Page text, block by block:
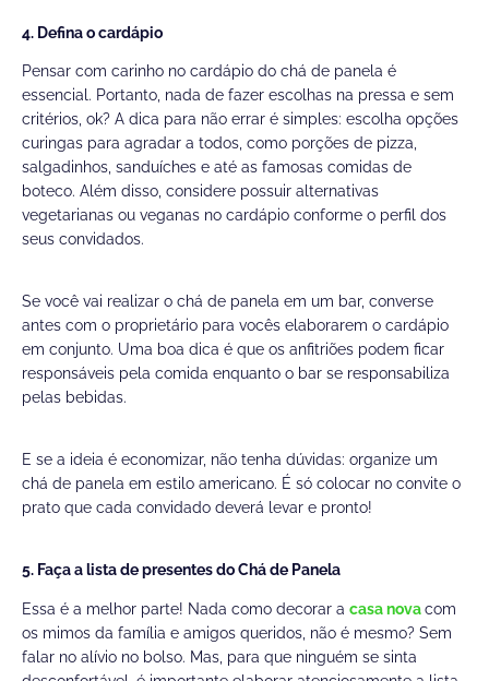
4. Defina o cardápio
Pensar com carinho no cardápio do chá de panela é
essencial. Portanto, nada de fazer escolhas na pressa e sem
critérios, ok? A dica para não errar é simples: escolha opções
curingas para agradar a todos, como porções de pizza,
salgadinhos, sanduíches e até as famosas comidas de
boteco. Além disso, considere possuir alternativas
vegetarianas ou veganas no cardápio conforme o perfil dos
seus convidados.
Se você vai realizar o chá de panela em um bar, converse
antes com o proprietário para vocês elaborarem o cardápio
em conjunto. Uma boa dica é que os anfitriões podem ficar
responsáveis pela comida enquanto o bar se responsabiliza
pelas bebidas.
E se a ideia é economizar, não tenha dúvidas: organize um
chá de panela em estilo americano. É só colocar no convite o
prato que cada convidado deverá levar e pronto!
5. Faça a lista de presentes do Chá de Panela
Essa é a melhor parte! Nada como decorar a casa novacom
os mimos da família e amigos queridos, não é mesmo? Sem
falar no alívio no bolso. Mas, para que ninguém se sinta